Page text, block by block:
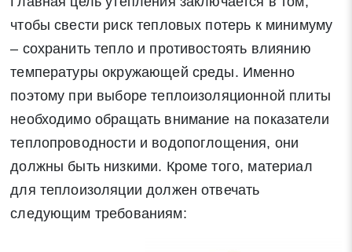
чтобы свести риск тепловых потерь к минимуму
– сохранить тепло и противостоять влиянию
температуры окружающей среды. Именно
поэтому при выборе теплоизоляционной плиты
необходимо обращать внимание на показатели
теплопроводности и водопоглощения, они
должны быть низкими. Кроме того, материал
для теплоизоляции должен отвечать
следующим требованиям:
Закрыть